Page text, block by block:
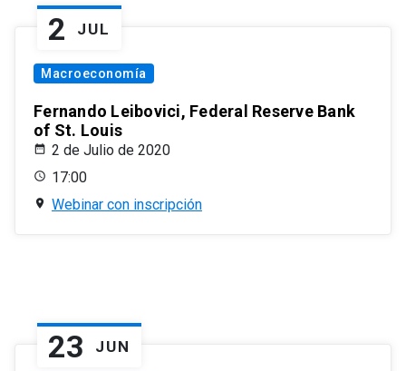
2 JUL
Macroeconomía
Fernando Leibovici, Federal Reserve Bank
of St. Louis
2 de Julio de 2020
17:00
Webinar con inscripción
23 JUN